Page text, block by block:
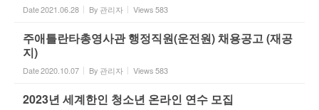
Date2021.06.28 By 관리자 Views583
주애틀란타총영사관 행정직원(운전원) 채용공고 (재공
지)
Date2020.10.07 By 관리자 Views583
2023년 세계한인 청소년 온라인 연수 모집